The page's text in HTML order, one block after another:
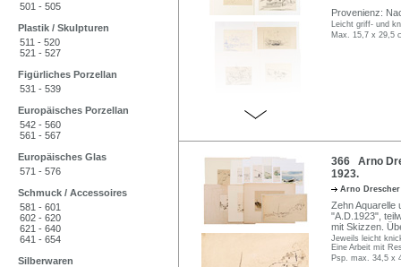
501 - 505
Plastik / Skulpturen
511 - 520
521 - 527
Figürliches Porzellan
531 - 539
Europäisches Porzellan
542 - 560
561 - 567
Europäisches Glas
571 - 576
Schmuck / Accessoires
581 - 601
602 - 620
621 - 640
641 - 654
Silberwaren
Provenienz:
Leicht griff- und
Max. 15,7 x 29,5
366 Arno
1923.
Arno
Zehn Aquarelle
"A.D.1923",
mit Skizzen.
Jeweils leicht
Eine Arbeit mit
Psp. max. 34,5 x